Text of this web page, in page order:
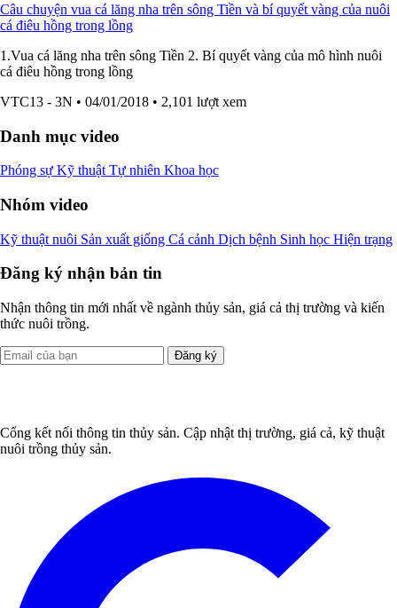
Câu chuyện vua cá lăng nha trên sông Tiền và bí quyết vàng của nuôi
cá điêu hồng trong lồng
1.Vua cá lăng nha trên sông Tiền 2. Bí quyết vàng của mô hình nuôi
cá điêu hồng trong lồng
VTC13 - 3N • 04/01/2018 • 2,101 lượt xem
Danh mục video
Phóng sự Kỹ thuật Tự nhiên Khoa học
Nhóm video
Kỹ thuật nuôi Sản xuất giống Cá cảnh Dịch bệnh Sinh học Hiện trạng
Đăng ký nhận bản tin
Nhận thông tin mới nhất về ngành thủy sản, giá cả thị trường và kiến
thức nuôi trồng.
Đăng ký
Cổng kết nối thông tin thủy sản. Cập nhật thị trường, giá cả, kỹ thuật
nuôi trồng thủy sản.